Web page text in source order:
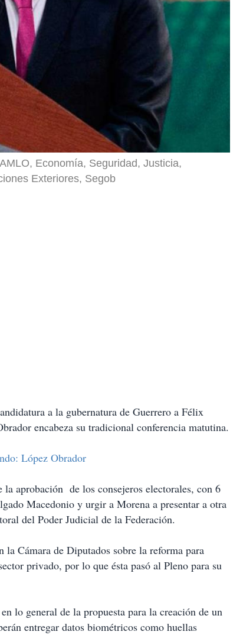
Economía, Seguridad, Justicia,
Exteriores, Segob
a la gubernatura de Guerrero a Félix
encabeza su tradicional conferencia matutina.
López Obrador
la aprobación de los consejeros electorales, con 6
Macedonio y urgir a Morena a presentar a otra
del Poder Judicial de la Federación.
la Cámara de Diputados sobre la reforma para
privado, por lo que ésta pasó al Pleno para su
lo general de la propuesta para la creación de un
entregar datos biométricos como huellas